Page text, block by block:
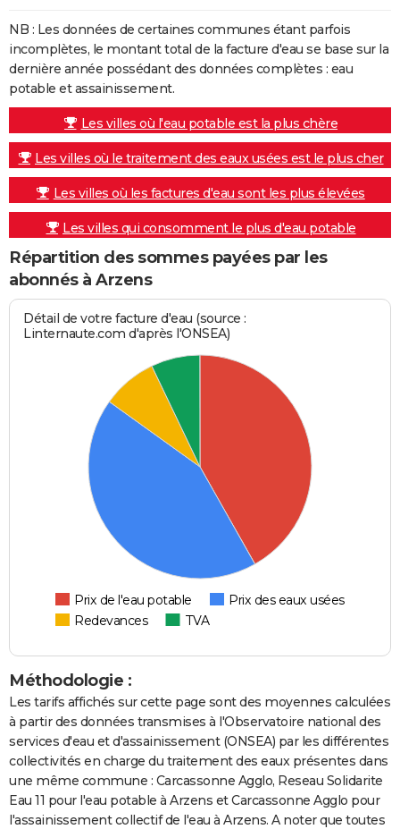
NB : Les données de certaines communes étant parfois
incomplètes, le montant total de la facture d'eau se base sur la
dernière année possédant des données complètes : eau
potable et assainissement.
Les villes où l'eau potable est la plus chère
Les villes où le traitement des eaux usées est le plus cher
Les villes où les factures d'eau sont les plus élevées
Les villes qui consomment le plus d'eau potable
Répartition des sommes payées par les
abonnés à Arzens
Détail de votre facture d'eau (source :
Linternaute.com d'après l'ONSEA)
Prix de l'eau potable
Prix des eaux usées
Redevances
TVA
Méthodologie :
Les tarifs affichés sur cette page sont des moyennes calculées
à partir des données transmises à l'Observatoire national des
services d'eau et d'assainissement (ONSEA) par les différentes
collectivités en charge du traitement des eaux présentes dans
une même commune : Carcassonne Agglo, Reseau Solidarite
Eau 11 pour l'eau potable à Arzens et Carcassonne Agglo pour
l'assainissement collectif de l'eau à Arzens. A noter que toutes